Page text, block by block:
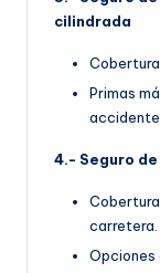
cilindrada
Primas
4.- Seguro
carretera.
Opciones